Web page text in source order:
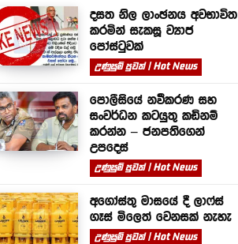
දසත නිල ලාංඡනය අවභාවිත
කරමින් සැකසූ ව්‍යාජ
පෝස්ටුවක්
උණුසුම් පුවත් | Hot News
පොලීසියේ නවීකරණ සහ
සංවර්ධන කටයුතු කඩිනම්
කරන්න – ජනපතිගෙන්
උපදෙස්
උණුසුම් පුවත් | Hot News
අගෝස්තු මාසයේ දී ලාෆ්ස්
ගෑස් මිලෙත් වෙනසක් නැහැ
උණුසුම් පුවත් | Hot News